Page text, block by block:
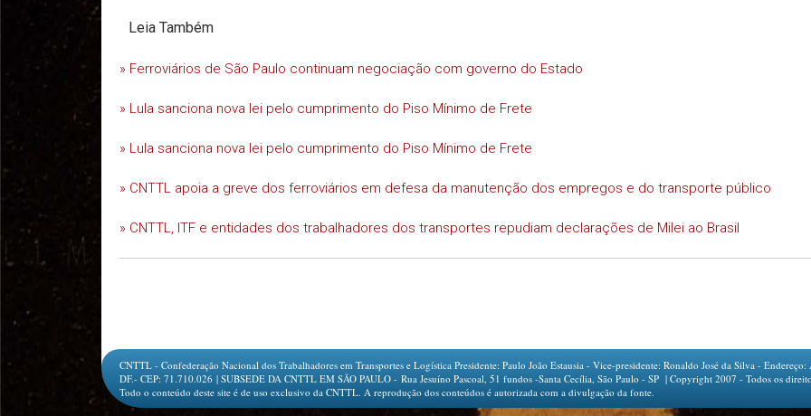
Leia Também
» Ferroviários de São Paulo continuam negociação com governo do Estado
» Lula sanciona nova lei pelo cumprimento do Piso Mínimo de Frete
» Lula sanciona nova lei pelo cumprimento do Piso Mínimo de Frete
» CNTTL apoia a greve dos ferroviários em defesa da manutenção dos empregos e do transporte público
» CNTTL, ITF e entidades dos trabalhadores dos transportes repudiam declarações de Milei ao Brasil
CNTTL - Confederação Nacional dos Trabalhadores em Transportes e Logística Presidente: Paulo João Estausia - Vice-presidente: Ronaldo José da Silva -
DF.- CEP: 71.710.026 | SUBSEDE DA CNTTL EM SÃO PAULO - Rua Jesuíno Pascoal, 51 fundos -Santa Cecília, São Paulo - SP | Copyright 2007 - Todos os
Todo o conteúdo deste site é de uso exclusivo da CNTTL. A reprodução dos conteúdos é autorizada com a divulgação da fonte.